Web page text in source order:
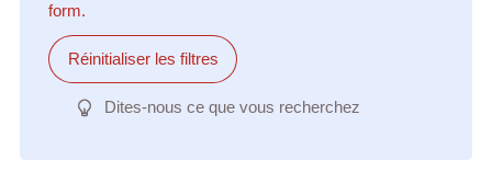
form.
Réinitialiser les filtres
Dites-nous ce que vous recherchez